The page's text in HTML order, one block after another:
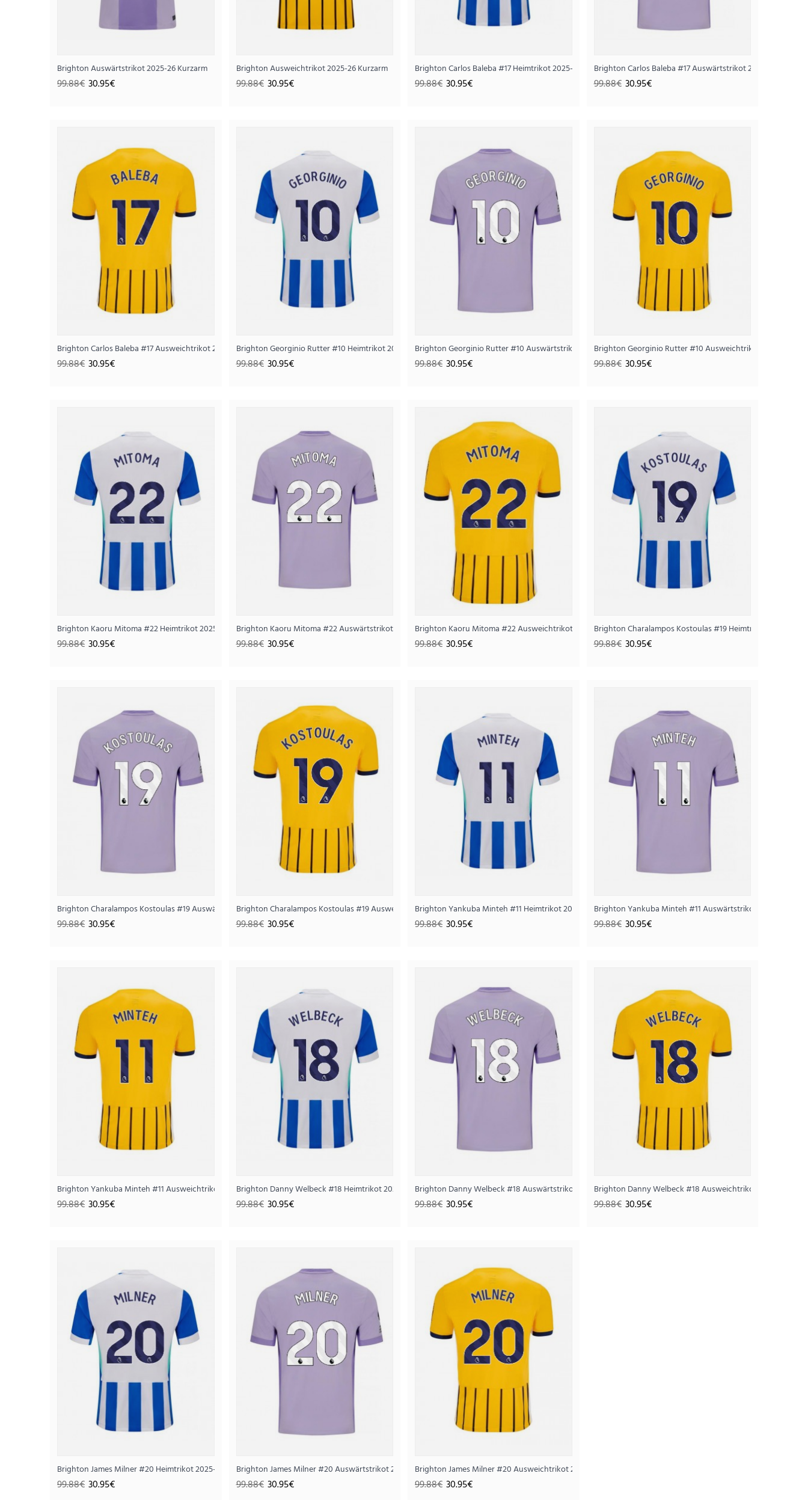
SALE Brighton Ausweichtrikot 2026-27 Kurzarm
99.88€ 30.95€
Brighton Auswärtstrikot 2025-26 Kurzarm
99.88€ 30.95€
Brighton Ausweichtrikot 2025-26 Kurzarm
99.88€
30.95€
..
Brighton Carlos Baleba #17 Heimtrikot 2025-26 Kurzarm
SALE Brighton Carlos Baleba #17 Auswärtstrikot 2025-26 Kurzarm
99.88€ 30.95€
..
Brighton Auswärtstrikot 2025-26 Kurzarm
99.88€ 30.95€
Brighton Ausweichtrikot 2025-26 Kurzarm
99.88€ 30.95€
Brighton Carlos Baleba #17 Heimtrikot 2025-26 Kurzarm
99.88€ 30.95€
Brighton Carlos Baleba #17 Auswärtstrikot 2025-26 Kurzarm
99.88€ 30.95€
Brighton Carlos Baleba #17 Ausweichtrikot 2025-26 Kurzarm
99.88€ 30.95€
Brighton Georginio Rutter #10 Heimtrikot 2025-26 Kurzarm
99.88€ 30.95€
Brighton Georginio Rutter #10 Auswärtstrikot 2025-26 Kurzarm
99.88€ 30.95€
Brighton Georginio Rutter #10 Ausweichtrikot 2025-26
99.88€ 30.95€
Brighton Kaoru Mitoma #22 Heimtrikot 2025-26 Kurzarm
99.88€ 30.95€
Brighton Kaoru Mitoma #22 Auswärtstrikot 2025-26 Kurzarm
99.88€ 30.95€
Brighton Kaoru Mitoma #22 Ausweichtrikot 2025-26 Kurzarm
99.88€ 30.95€
Brighton Charalampos Kostoulas #19 Heimtrikot 2025-26
99.88€ 30.95€
Brighton Charalampos Kostoulas #19 Auswärtstrikot 2025-26 Kurzarm
99.88€ 30.95€
Brighton Charalampos Kostoulas #19 Ausweichtrikot 2025-26 Kurzarm
99.88€ 30.95€
Brighton Yankuba Minteh #11 Heimtrikot 2025-26 Kurzarm
99.88€ 30.95€
Brighton Yankuba Minteh #11 Auswärtstrikot 2025-26
99.88€ 30.95€
Brighton Yankuba Minteh #11 Ausweichtrikot 2025-26 Kurzarm
99.88€ 30.95€
Brighton Danny Welbeck #18 Heimtrikot 2025-26 Kurzarm
99.88€ 30.95€
Brighton Danny Welbeck #18 Auswärtstrikot 2025-26 Kurzarm
99.88€ 30.95€
Brighton Danny Welbeck #18 Ausweichtrikot 2025-26
99.88€ 30.95€
Brighton James Milner #20 Heimtrikot 2025-26 Kurzarm
99.88€ 30.95€
Brighton James Milner #20 Auswärtstrikot 2025-26 Kurzarm
99.88€ 30.95€
Brighton James Milner #20 Ausweichtrikot 2025-26 Kurzarm
99.88€ 30.95€